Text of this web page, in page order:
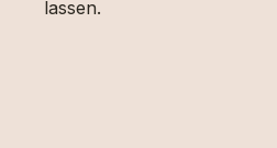
lassen.